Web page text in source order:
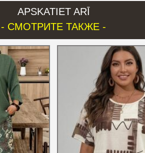
APSKATIET ARĪ
- СМОТРИТЕ ТАКЖЕ -